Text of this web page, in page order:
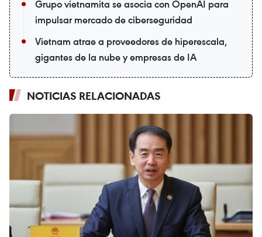
Grupo vietnamita se asocia con OpenAI para
impulsar mercado de ciberseguridad
Vietnam atrae a proveedores de hiperescala,
gigantes de la nube y empresas de IA
NOTICIAS RELACIONADAS